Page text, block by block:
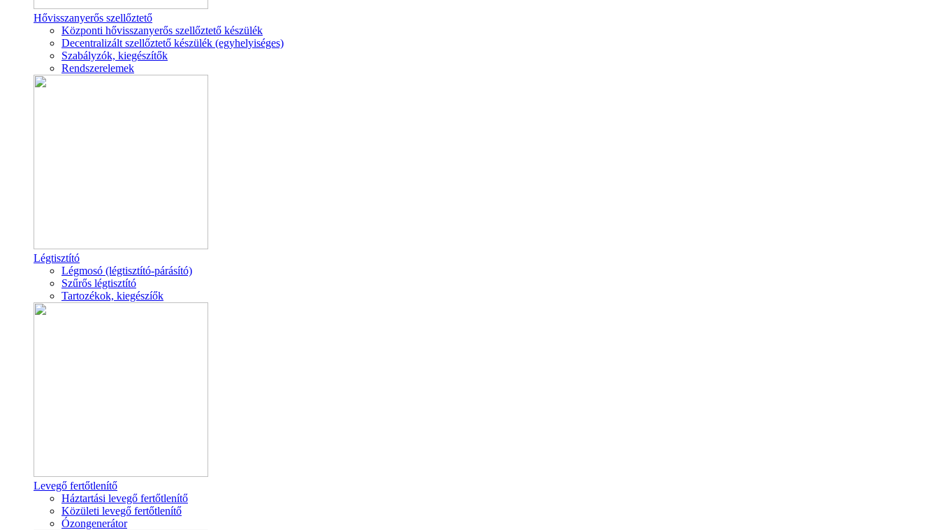
Hővisszanyerős szellőztető
Központi hővisszanyerős szellőztető készülék
Decentralizált szellőztető készülék (egyhelyiséges)
Szabályzók, kiegészítők
Rendszerelemek
Légtisztító
Légmosó (légtisztító-párásító)
Szűrős légtisztító
Tartozékok, kiegészíők
Levegő fertőtlenítő
Háztartási levegő fertőtlenítő
Közületi levegő fertőtlenítő
Ózongenerátor